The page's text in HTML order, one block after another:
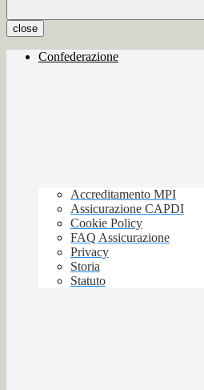
close
Confederazione
Accreditamento MPI
Assicurazione CAPDI
Cookie Policy
FAQ Assicurazione
Privacy
Storia
Statuto